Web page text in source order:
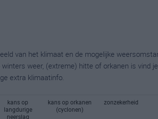
van het klimaat en de mogelijke
weer, (extreme) hitte of orkanen is vind
extra klimaatinfo.
kans op
langdurige
neerslag
kans op orkanen
(cyclonen)
zonzekerheid